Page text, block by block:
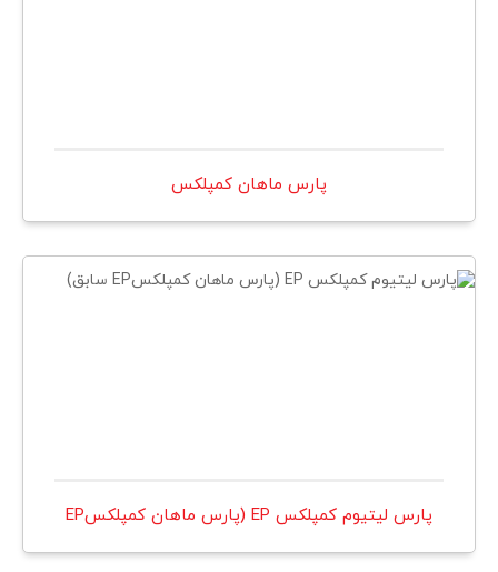
پارس ماهان كمپلكس
پارس لیتیوم کمپلکس EP (پارس ماهان کمپلکسEP